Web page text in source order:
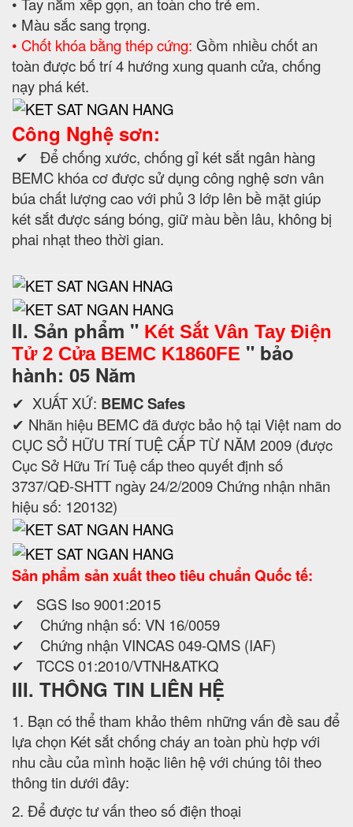
• Màu sắc sang trọng.
• Chốt khóa bằng thép cứng: Gồm nhiều chốt an
toàn được bố trí 4 hướng xung quanh cửa, chống
nạy phá két.
Công Nghệ sơn:
✔ Để chống xước, chống gỉ két sắt ngân hàng
BEMC khóa cơ được sử dụng công nghệ sơn vân
búa chất lượng cao với phủ 3 lớp lên bề mặt giúp
két sắt được sáng bóng, giữ màu bền lâu, không bị
phai nhạt theo thời gian.
II. Sản phẩm " Két Sắt Vân Tay Điện
Tử 2 Cửa BEMC K1860FE " bảo
hành: 05 Năm
✔ XUẤT XỨ: BEMC Safes
✔ Nhãn hiệu BEMC đã được bảo hộ tại Việt nam do
CỤC SỞ HỮU TRÍ TUỆ CẤP TỪ NĂM 2009 (được
Cục Sở Hữu Trí Tuệ cấp theo quyết định số
3737/QĐ-SHTT ngày 24/2/2009 Chứng nhận nhãn
hiệu số: 120132)
Sản phẩm sản xuất theo tiêu chuẩn Quốc tế:
✔ SGS Iso 9001:2015
✔ Chứng nhận số: VN 16/0059
✔ Chứng nhận VINCAS 049-QMS (IAF)
✔ TCCS 01:2010/VTNH&ATKQ
III. THÔNG TIN LIÊN HỆ
1. Bạn có thể tham khảo thêm những vấn đề sau để
lựa chọn Két sắt chống cháy an toàn phù hợp với
nhu cầu của mình hoặc liên hệ với chúng tôi theo
thông tin dưới đây:
2. Để được tư vấn theo số điện thoại